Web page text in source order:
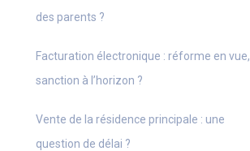
des parents ?
Facturation électronique : réforme en vue,
sanction à l’horizon ?
Vente de la résidence principale : une
question de délai ?